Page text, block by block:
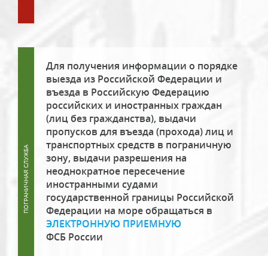
Для получения информации о порядке
выезда из Российской Федерации и
въезда в Российскую Федерацию
российских и иностранных граждан
(лиц без гражданства), выдачи
пропусков для въезда (прохода) лиц и
транспортных средств в пограничную
зону, выдачи разрешения на
неоднократное пересечение
иностранными судами
государственной границы Российской
Федерации на море обращаться в
ЭЛЕКТРОННУЮ ПРИЕМНУЮ
ФСБ России